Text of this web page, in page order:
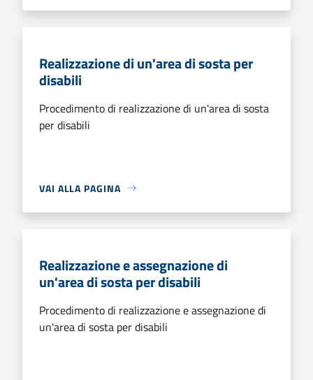
Realizzazione di un'area di sosta per
disabili
Procedimento di realizzazione di un'area di sosta
per disabili
VAI ALLA PAGINA
Realizzazione e assegnazione di
un'area di sosta per disabili
Procedimento di realizzazione e assegnazione di
un'area di sosta per disabili